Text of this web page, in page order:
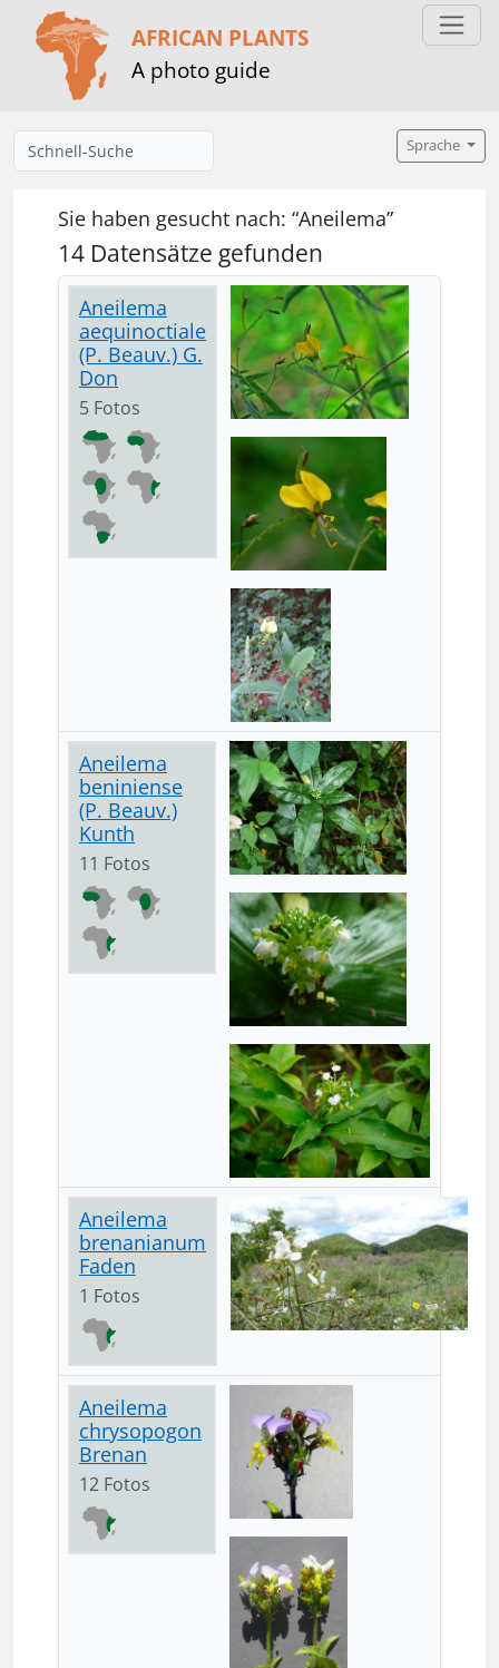
AFRICAN PLANTS
A photo guide
Sprache
Sie haben gesucht nach: “Aneilema”
14 Datensätze gefunden
Aneilema
aequinoctiale
(P. Beauv.) G.
Don
5 Fotos
Aneilema
beniniense
(P. Beauv.)
Kunth
11 Fotos
Aneilema
brenanianum
Faden
1 Fotos
Aneilema
chrysopogon
Brenan
12 Fotos